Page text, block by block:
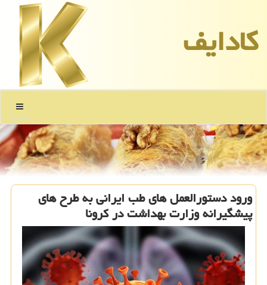
كادایف
منو
ورود دستورالعمل های طب ایرانی به طرح های
پیشگیرانه وزارت بهداشت در كرونا